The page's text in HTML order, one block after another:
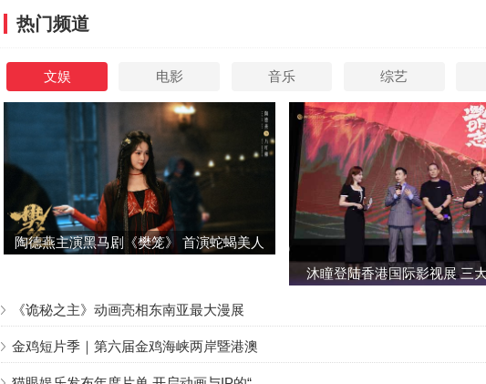
影片由资深制片人安晓芬担任总制片人，李志毅担任制片人，导演初心执
来自国内外知名视效、美术与摄影团队，拥有丰富的项目经验。
热门频道
文娱 电影 音乐 综艺
陶德燕主演黑马剧《樊笼》 首演蛇蝎美人
沐瞳登陆香港国际影视展 三
《诡秘之主》动画亮相东南亚最大漫展
金鸡短片季｜第六届金鸡海峡两岸暨港澳